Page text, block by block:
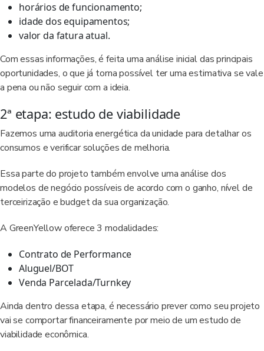
horários de funcionamento;
idade dos equipamentos;
valor da fatura atual.
Com essas informações, é feita uma análise inicial das principais
oportunidades, o que já torna possível ter uma estimativa se vale
a pena ou não seguir com a ideia.
2ª etapa: estudo de viabilidade
Fazemos uma auditoria energética da unidade para detalhar os
consumos e verificar soluções de melhoria.
Essa parte do projeto também envolve uma análise dos
modelos de negócio possíveis de acordo com o ganho, nível de
terceirização e budget da sua organização.
A GreenYellow oferece 3 modalidades:
Contrato de Performance
Aluguel/BOT
Venda Parcelada/Turnkey
Ainda dentro dessa etapa, é necessário prever como seu projeto
vai se comportar financeiramente por meio de um estudo de
viabilidade econômica.